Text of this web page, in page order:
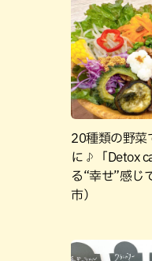
20種類の野菜
に♪「Detox
る“幸せ”感じ
市）